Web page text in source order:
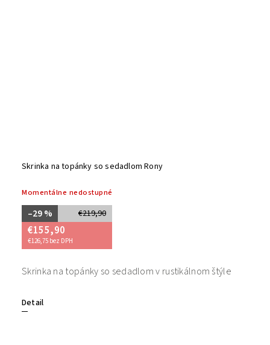
Skrinka na topánky so sedadlom Rony
Momentálne nedostupné
€219,90
–29 %
€155,90
€126,75 bez DPH
Detail
Skrinka na topánky so sedadlom v rustikálnom štýle